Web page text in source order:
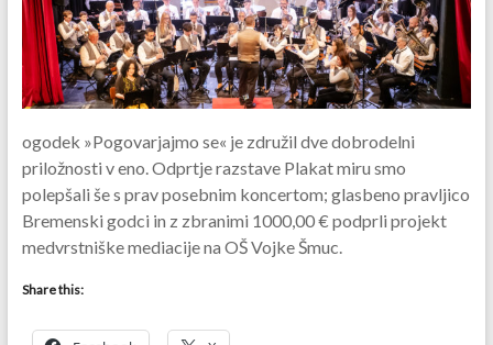
ogodek »Pogovarjajmo se« je združil dve dobrodelni
priložnosti v eno. Odprtje razstave Plakat miru smo
polepšali še s prav posebnim koncertom; glasbeno pravljico
Bremenski godci in z zbranimi 1000,00 € podprli projekt
medvrstniške mediacije na OŠ Vojke Šmuc.
Share this: